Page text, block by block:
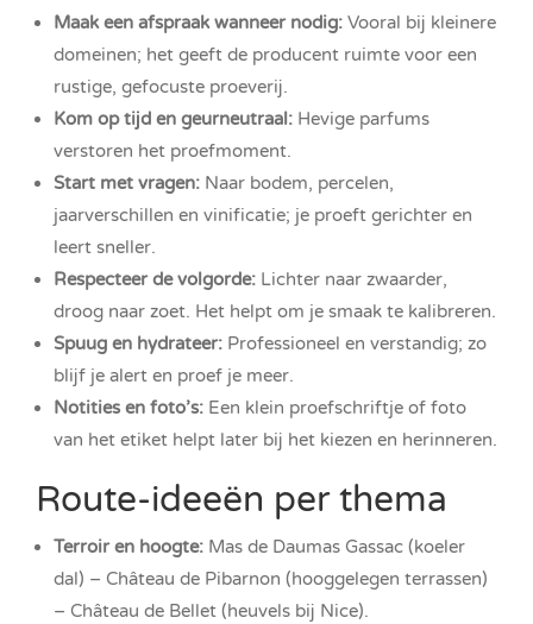
Maak een afspraak wanneer nodig: Vooral bij kleinere
domeinen; het geeft de producent ruimte voor een
rustige, gefocuste proeverij.
Kom op tijd en geurneutraal: Hevige parfums
verstoren het proefmoment.
Start met vragen: Naar bodem, percelen,
jaarverschillen en vinificatie; je proeft gerichter en
leert sneller.
Respecteer de volgorde: Lichter naar zwaarder,
droog naar zoet. Het helpt om je smaak te kalibreren.
Spuug en hydrateer: Professioneel en verstandig; zo
blijf je alert en proef je meer.
Notities en foto’s: Een klein proefschriftje of foto
van het etiket helpt later bij het kiezen en herinneren.
Route-ideeën per thema
Terroir en hoogte: Mas de Daumas Gassac (koeler
dal) – Château de Pibarnon (hooggelegen terrassen)
– Château de Bellet (heuvels bij Nice).